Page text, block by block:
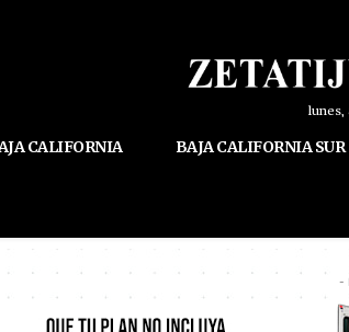
lunes,
CALIFORNIA BAJA CALIFORNIA SUR
-